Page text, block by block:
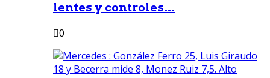
lentes y controles...
0